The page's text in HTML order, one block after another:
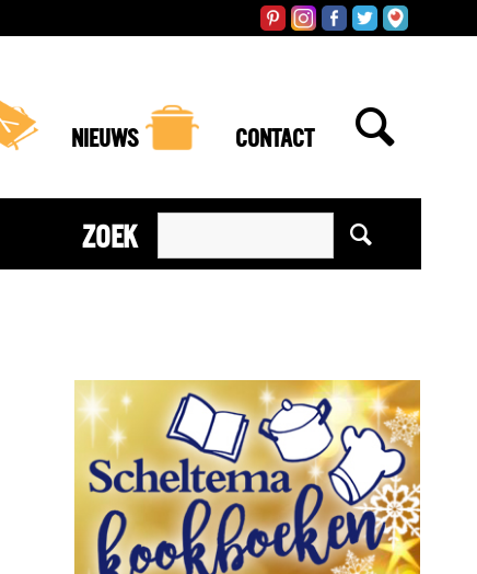
NIEUWS CONTACT
ZOEK